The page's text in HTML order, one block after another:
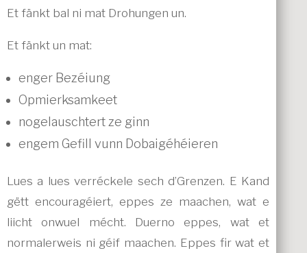
Et fänkt bal ni mat Drohungen un.
Et fänkt un mat:
enger Bezéiung
Opmierksamkeet
nogelauschtert ze ginn
engem Gefill vunn Dobaigéhéieren
Lues a lues verréckele sech d’Grenzen. E Kand
gëtt encouragéiert, eppes ze maachen, wat e
liicht onwuel mécht. Duerno eppes, wat et
normalerweis ni géif maachen. Eppes fir wat et